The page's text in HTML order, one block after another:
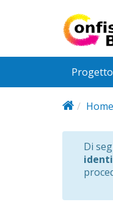
Progetto
Home
Di